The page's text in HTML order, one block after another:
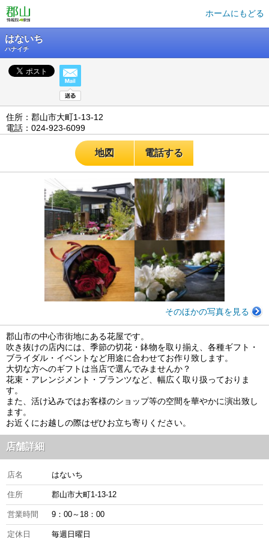
ホームにもどる
はないち
ハナイチ
住所：郡山市大町1-13-12
電話：024-923-6099
地図 電話する
そのほかの写真を見る
郡山市の中心市街地にある花屋です。
吹き抜けの店内には、季節の切花・鉢物を取り揃え、各種ギフト・
ブライダル・イベントなど用途に合わせてお作り致します。
大切な方へのギフトは当店で選んでみませんか？
花束・アレンジメント・プランツなど、幅広く取り扱っておりま
す。
また、活け込みではお客様のショップ等の空間を華やかに演出致し
ます。
お近くにお越しの際はぜひお立ち寄りください。
店舗詳細
店名 はないち
住所 郡山市大町1-13-12
営業時間 9：00～18：00
定休日 毎週日曜日